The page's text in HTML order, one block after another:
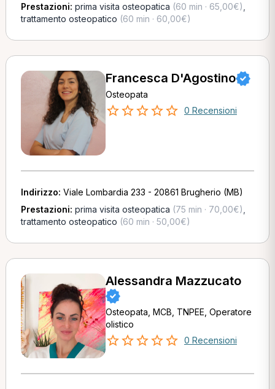
Prestazioni: prima visita osteopatica (60 min · 65,00€)
trattamento osteopatico (60 min · 60,00€)
Francesca D'Agostino
Osteopata
0 Recensioni
Indirizzo: Viale Lombardia 233 - 20861 Brugherio (MB)
Prestazioni: prima visita osteopatica (75 min · 70,00€)
trattamento osteopatico (60 min · 50,00€)
Alessandra Mazzucato
Osteopata, MCB, TNPEE, Operatore
olistico
0 Recensioni